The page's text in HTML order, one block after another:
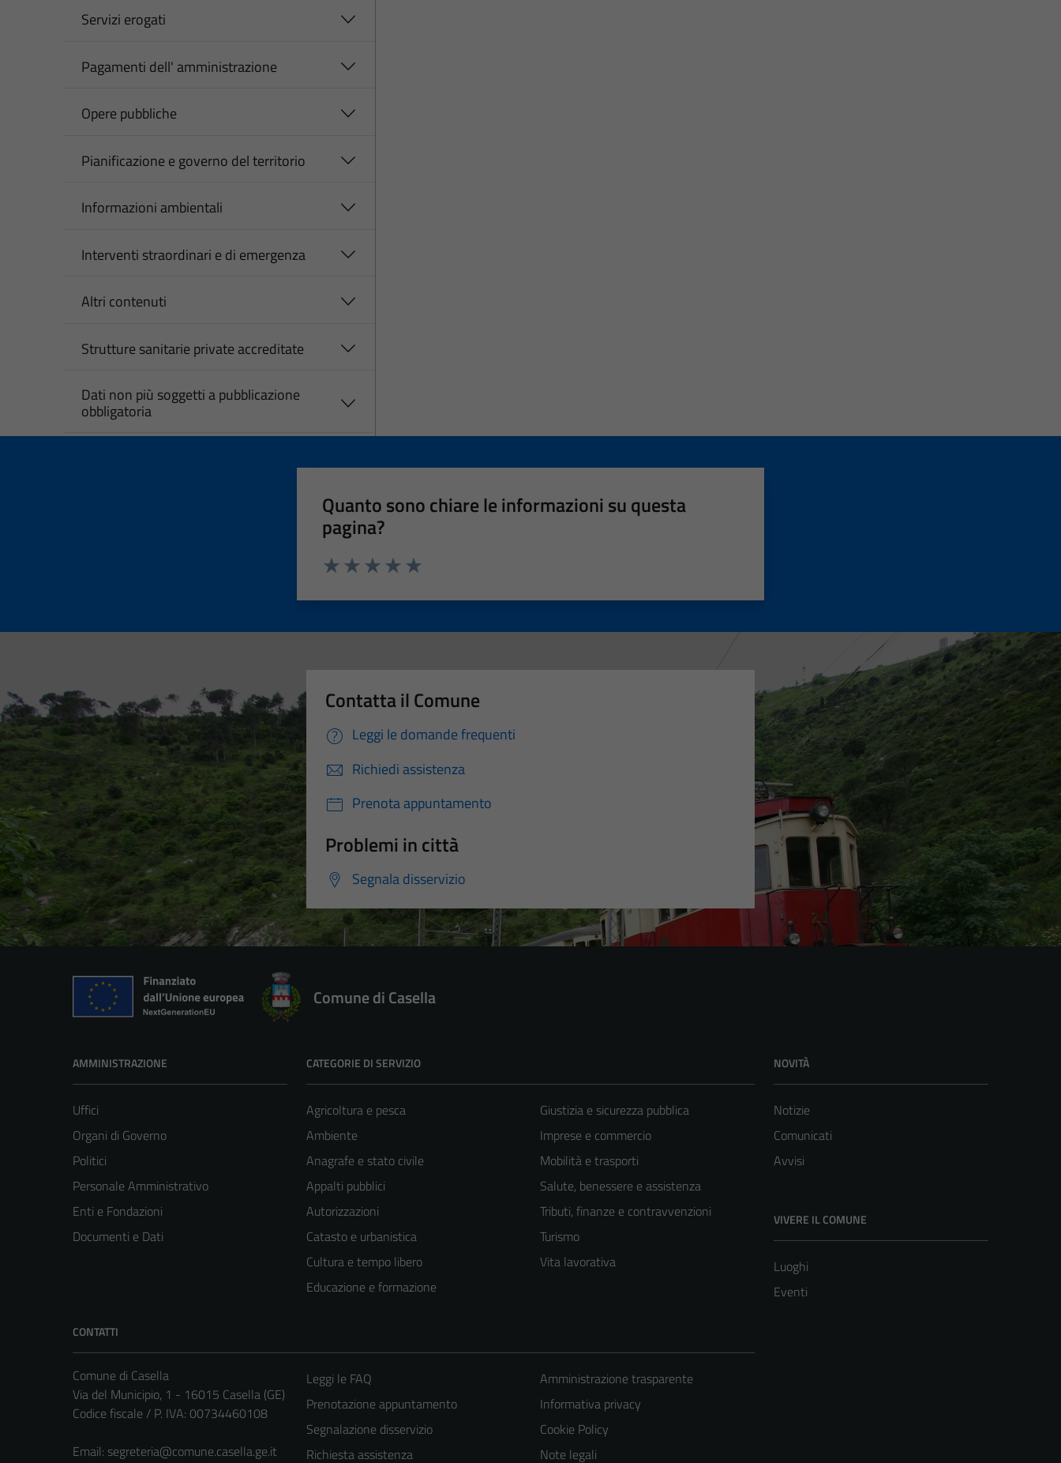
Servizi erogati
Pagamenti dell' amministrazione
Opere pubbliche
Pianificazione e governo del territorio
Informazioni ambientali
Interventi straordinari e di emergenza
Altri contenuti
Strutture sanitarie private accreditate
Dati non più soggetti a pubblicazione
obbligatoria
Quanto sono chiare le informazioni su questa
pagina?
Contatta il Comune
Leggi le domande frequenti
Richiedi assistenza
Prenota appuntamento
Problemi in città
Segnala disservizio
Comune di Casella
AMMINISTRAZIONE
Uffici
Organi di Governo
Politici
Personale Amministrativo
Enti e Fondazioni
Documenti e Dati
CATEGORIE DI SERVIZIO
Agricoltura e pesca
Ambiente
Anagrafe e stato civile
Appalti pubblici
Autorizzazioni
Catasto e urbanistica
Cultura e tempo libero
Educazione e formazione
Giustizia e sicurezza pubblica
Imprese e commercio
Mobilità e trasporti
Salute, benessere e assistenza
Tributi, finanze e contravvenzioni
Turismo
Vita lavorativa
NOVITÀ
Notizie
Comunicati
Avvisi
VIVERE IL COMUNE
Luoghi
Eventi
CONTATTI
Comune di Casella
Via del Municipio, 1 - 16015 Casella (GE)
Codice fiscale / P. IVA: 00734460108
Email: segreteria@comune.casella.ge.it
Leggi le FAQ
Prenotazione appuntamento
Segnalazione disservizio
Richiesta assistenza
Amministrazione trasparente
Informativa privacy
Cookie Policy
Note legali
Questi cookie
sono necessari
per il